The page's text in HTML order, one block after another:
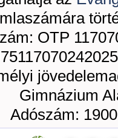
OTP
Gimnázium
Adószám: